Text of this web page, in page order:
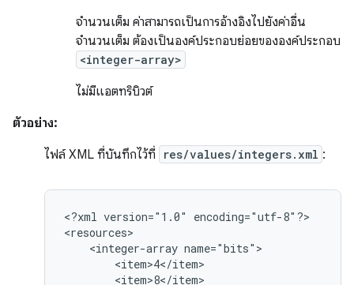
จำนวนเต็ม ค่าสามารถเป็นการอ้างอิงไปยังค่าอื่น
จำนวนเต็ม ต้องเป็นองค์ประกอบย่อยขององค์ประกอบ
<integer-array>
ไม่มีแอตทริบิวต์
ตัวอย่าง:
ไฟล์ XML ที่บันทึกไว้ที่ res/values/integers.xml :
<?xml version="1.0"
encoding="utf-8"?>
<integer-array